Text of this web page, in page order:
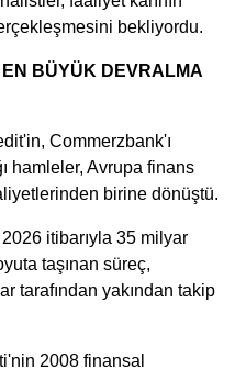
bekliyordu.
BÜYÜK DEVRALMA
Commerzbank'ı
hamleler, Avrupa finans
birine dönüştü.
itibarıyla 35 milyar
taşınan süreç,
tarafından yakından takip
2008 finansal